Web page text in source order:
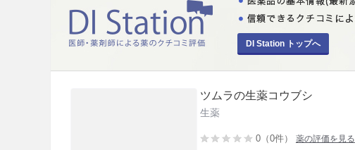
DI Station トップへ
ツムラの生薬コウブシ
生薬
0（0件） 薬の評価を見る